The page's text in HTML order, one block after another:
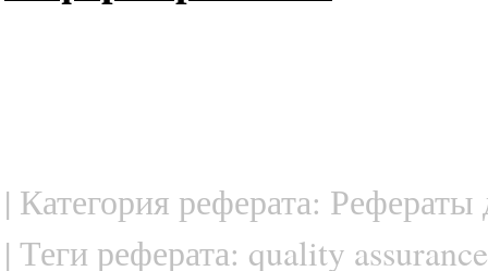
| Категория реферата:
| Теги реферата: quality